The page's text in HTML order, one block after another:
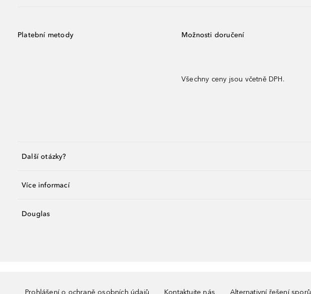
Platební metody Možnosti doručení
Všechny ceny jsou včetně DPH.
Další otázky?
Více informací
Douglas
Prohlášení o ochraně osobních údajů Kontaktujte nás
Alternativní řešení sporů